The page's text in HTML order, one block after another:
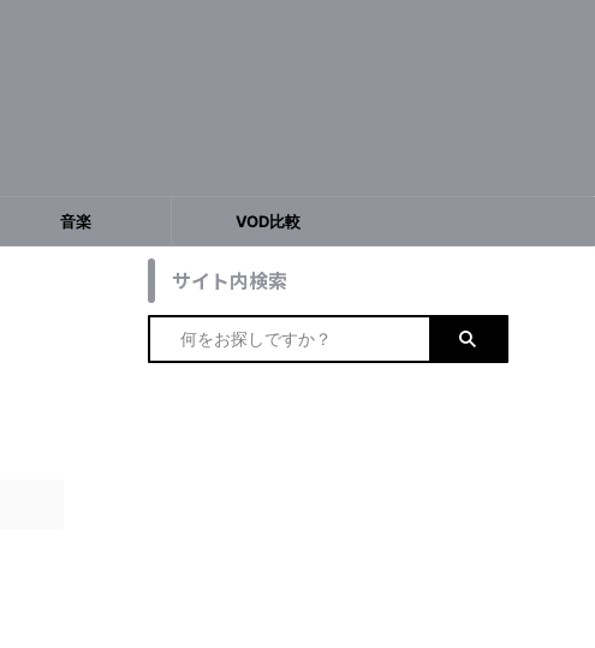
音楽 VOD比較
サイト内検索